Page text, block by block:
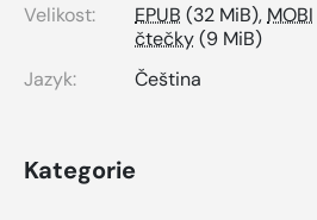
Velikost:
EPUB (32 MiB), MOBI
čtečky(9 MiB)
Jazyk:
Čeština
Kategorie